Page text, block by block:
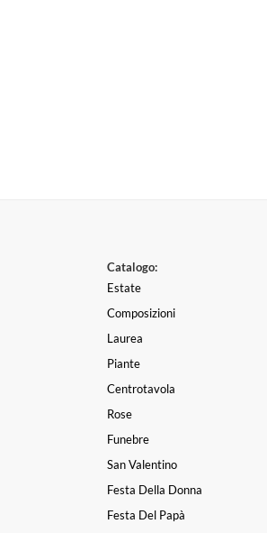
Catalogo:
Estate
Composizioni
Laurea
Piante
Centrotavola
Rose
Funebre
San Valentino
Festa Della Donna
Festa Del Papà